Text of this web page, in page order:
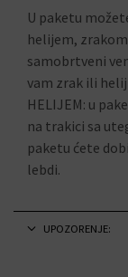
U paketu
helijem,
samobrtveni
vam zrak ili helij
HELIJEM: u
na trakici sa
paketu ćete
lebdi.
UPOZORENJE: